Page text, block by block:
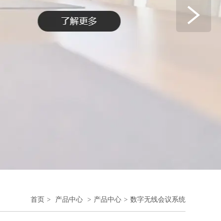
首页 > 产品中心 > 产品中心 > 数字无线会议系统